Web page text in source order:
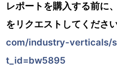
レポートを購入する前に
をリクエストしてくださ
com/industry-verticals/
t_id=bw5895